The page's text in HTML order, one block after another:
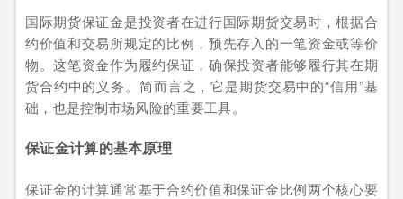
国际期货保证金是投资者在进行国际期货交易时，根据合
约价值和交易所规定的比例，预先存入的一笔资金或等价
物。这笔资金作为履约保证，确保投资者能够履行其在期
货合约中的义务。简而言之，它是期货交易中的“信用”基
础，也是控制市场风险的重要工具。
保证金计算的基本原理
保证金的计算通常基于合约价值和保证金比例两个核心要